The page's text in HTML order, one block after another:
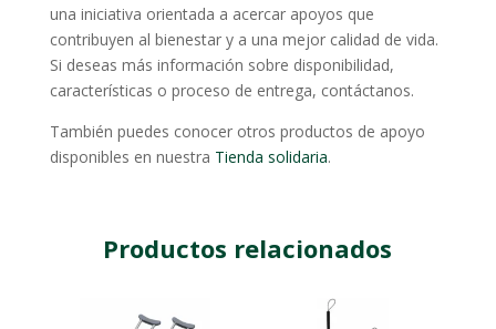
una iniciativa orientada a acercar apoyos que
contribuyen al bienestar y a una mejor calidad de vida.
Si deseas más información sobre disponibilidad,
características o proceso de entrega, contáctanos.
También puedes conocer otros productos de apoyo
disponibles en nuestra Tienda solidaria.
Productos relacionados